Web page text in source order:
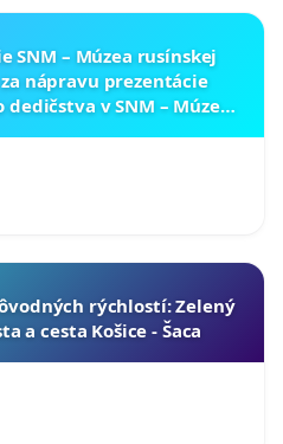
SNM – Múzea rusínskej
nápravu prezentácie
v SNM – Múzeu
rýchlostí: Zelený
a cesta Košice - Šaca